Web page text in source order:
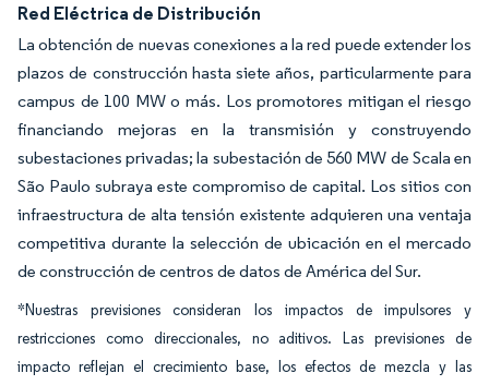
Red Eléctrica de Distribución
La obtención de nuevas conexiones a la red puede extender los
plazos de construcción hasta siete años, particularmente para
campus de 100 MW o más. Los promotores mitigan el riesgo
financiando mejoras en la transmisión y construyendo
subestaciones privadas; la subestación de 560 MW de Scala en
São Paulo subraya este compromiso de capital. Los sitios con
infraestructura de alta tensión existente adquieren una ventaja
competitiva durante la selección de ubicación en el mercado
de construcción de centros de datos de América del Sur.
*Nuestras previsiones consideran los impactos de impulsores y
restricciones como direccionales, no aditivos. Las previsiones de
impacto reflejan el crecimiento base, los efectos de mezcla y las